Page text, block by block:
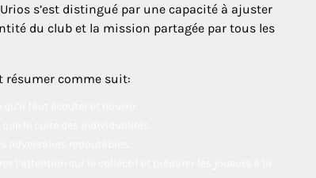
s’est distingué par une capacité à ajuster
du club et la mission partagée par tous les
résumer comme suit: